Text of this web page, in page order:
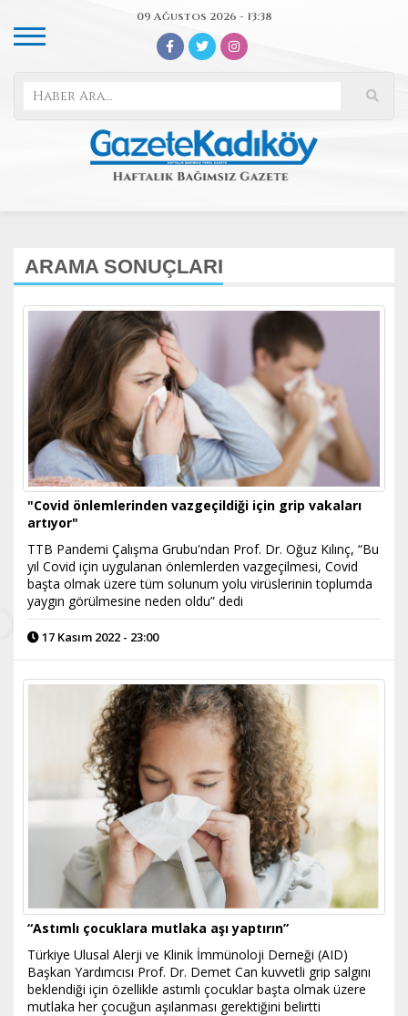
09 Ağustos 2026 - 13:38
ARAMA SONUÇLARI
"Covid önlemlerinden vazgeçildiği için grip vakaları
artıyor"
TTB Pandemi Çalışma Grubu'ndan Prof. Dr. Oğuz Kılınç, “Bu
yıl Covid için uygulanan önlemlerden vazgeçilmesi, Covid
başta olmak üzere tüm solunum yolu virüslerinin toplumda
yaygın görülmesine neden oldu” dedi
17 Kasım 2022 - 23:00
“Astımlı çocuklara mutlaka aşı yaptırın”
Türkiye Ulusal Alerji ve Klinik İmmünoloji Derneği (AID)
Başkan Yardımcısı Prof. Dr. Demet Can kuvvetli grip salgını
beklendiği için özellikle astımlı çocuklar başta olmak üzere
mutlaka her çocuğun aşılanması gerektiğini belirtti